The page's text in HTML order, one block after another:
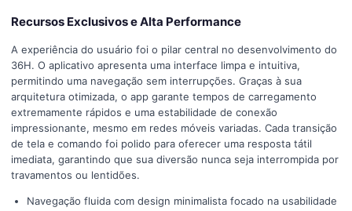
Recursos Exclusivos e Alta Performance
A experiência do usuário foi o pilar central no desenvolvimento do
36H. O aplicativo apresenta uma interface limpa e intuitiva,
permitindo uma navegação sem interrupções. Graças à sua
arquitetura otimizada, o app garante tempos de carregamento
extremamente rápidos e uma estabilidade de conexão
impressionante, mesmo em redes móveis variadas. Cada transição
de tela e comando foi polido para oferecer uma resposta tátil
imediata, garantindo que sua diversão nunca seja interrompida por
travamentos ou lentidões.
Navegação fluida com design minimalista focado na usabilidade